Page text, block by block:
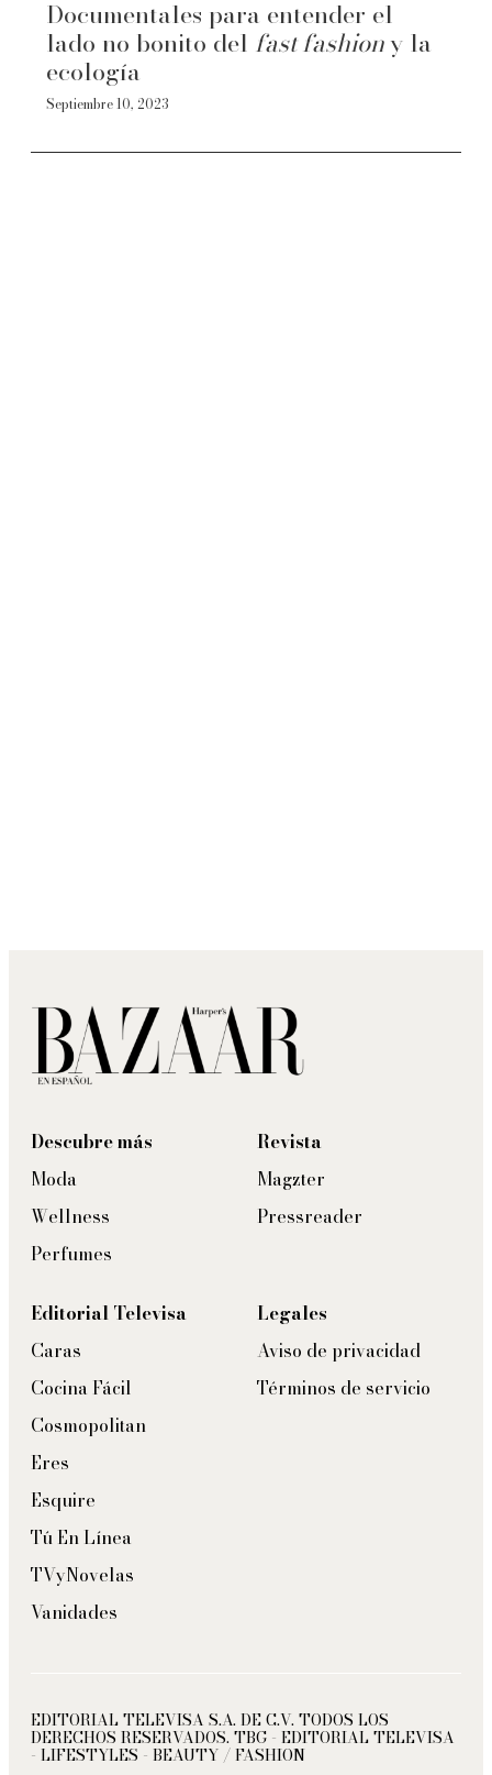
Documentales para entender el
lado no bonito del fast fashiony la
ecología
Septiembre 10, 2023
Descubre más
Moda
Wellness
Perfumes
Revista
Magzter
Pressreader
Editorial Televisa
Caras
Cocina Fácil
Cosmopolitan
Eres
Esquire
Tú En Línea
TVyNovelas
Vanidades
Legales
Aviso de privacidad
Términos de servicio
EDITORIAL TELEVISA S.A. DE C.V. TODOS LOS
DERECHOS RESERVADOS. TBG - EDITORIAL TELEVISA
- LIFESTYLES - BEAUTY / FASHION